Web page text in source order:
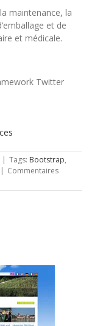
maintenance, la
et de
et médicale.
Twitter
| Tags: Bootstrap,
| Commentaires